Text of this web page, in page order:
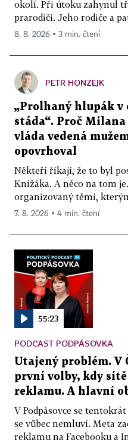
okolí. Při útoku zahynul
prarodiči. Jeho rodiče a
8. 8. 2026 ▪ 3 min. čtení
PETR HONZEJK
„Prolhaný hlupák v
stáda“. Proč
vláda vedená
opovrhoval
Někteří říkají, že to byl
Knížáka. A něco na tom
organizovaný těmi,
7. 8. 2026 ▪ 4 min. čtení
55:23
PODCAST PODPÁSOVKA
Utajený problém. V
první volby, kdy
reklamu. A hlavní
V Podpásovce se
se vůbec nemluví. Meta
reklamu na Facebooku a